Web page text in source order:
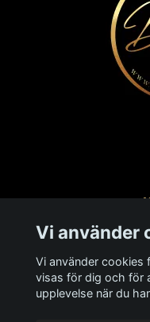
Vi använder
Vi använder cookies
visas för dig och för
upplevelse när du